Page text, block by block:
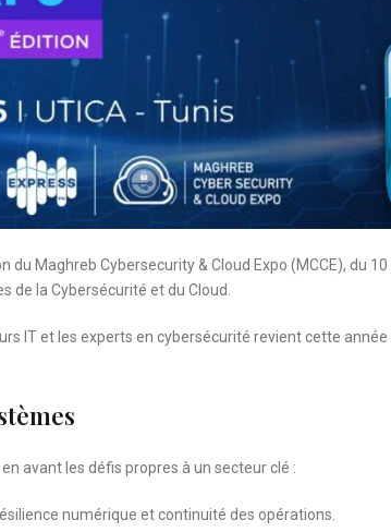
du Maghreb Cybersecurity & Cloud Expo (MCCE), du
de la Cybersécurité et du Cloud.
IT et les experts en cybersécurité revient cette
avant les défis propres à un secteur clé :
numérique et continuité des opérations.